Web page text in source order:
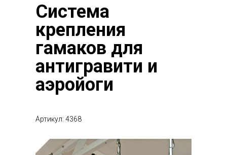
Система
крепления
гамаков для
антигравити и
аэройоги
Артикул: 4368